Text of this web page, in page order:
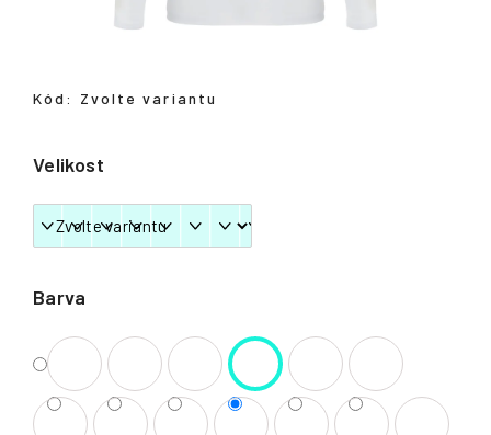
Barva
Velikost
Kód: Zvolte variantu